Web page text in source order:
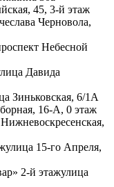
45, 3-й этаж
Черновола,
Небесной
Давида
Зиньковская, 6/1А
16-А, 0 этаж
улица 15-го Апреля,
2-й этажулица